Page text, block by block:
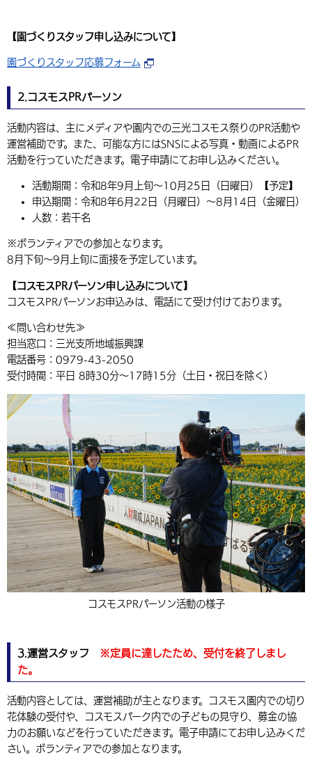
【園づくりスタッフ申し込みについて】
園づくりスタッフ応募フォーム
2.コスモスPRパーソン
活動内容は、主にメディアや園内での三光コスモス祭りのPR活動や
運営補助です。また、可能な方にはSNSによる写真・動画によるPR
活動を行っていただきます。電子申請にてお申し込みください。
活動期間：令和8年9月上旬～10月25日（日曜日）【予定】
申込期間：令和8年6月22日（月曜日）～8月14日（金曜日）
人数：若干名
※ボランティアでの参加となります。
8月下旬～9月上旬に面接を予定しています。
【コスモスPRパーソン申し込みについて】
コスモスPRパーソンお申込みは、電話にて受け付けております。
≪問い合わせ先≫
担当窓口：三光支所地域振興課
電話番号：0979-43-2050
受付時間：平日 8時30分～17時15分（土日・祝日を除く）
コスモスPRパーソン活動の様子
3.運営スタッフ
※定員に達したため、受付を終了しまし
た。
活動内容としては、運営補助が主となります。コスモス園内での切り
花体験の受付や、コスモスパーク内での子どもの見守り、募金の協
力のお願いなどを行っていただきます。電子申請にてお申し込みくだ
さい。ボランティアでの参加となります。